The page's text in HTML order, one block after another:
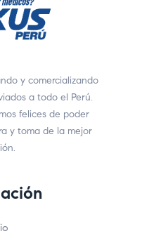
y comercializando
a todo el Perú.
felices de poder
y toma de la mejor